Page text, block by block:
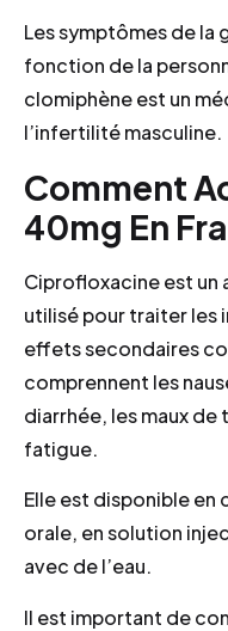
Les symptômes de la
fonction de la
clomiphène est un
l’infertilité masculine.
Comment
40mg En
Ciprofloxacine est
utilisé pour traiter les
effets secondaires
comprennent les
diarrhée, les maux
fatigue.
Elle est disponible en
orale, en solution
avec de l’eau.
Il est important de